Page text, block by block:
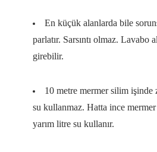
En küçük alanlarda bile
parlatır. Sarsıntı olmaz. Lavabo
girebilir.
10 metre mermer silim işinde
su kullanmaz. Hatta ince
yarım litre su kullanır.